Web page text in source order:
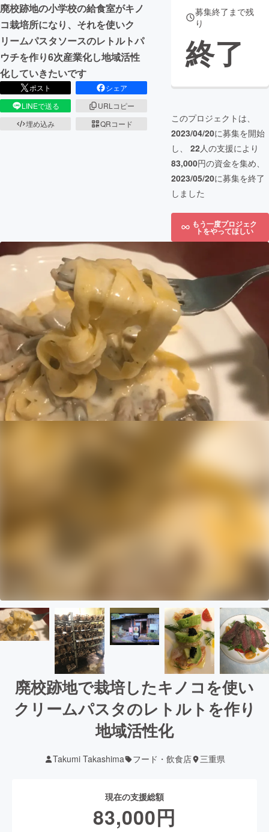
廃校跡地の小学校の給食室がキノ
コ栽培所になり、それを使いク
リームパスタソースのレトルトパ
ウチを作り6次産業化し地域活性
化していきたいです
ポスト
シェア
LINEで送る
URLコピー
埋め込み
QRコード
募集終了まで残
り
終了
このプロジェクトは、
2023/04/20に募集を開始
し、 22人の支援により
83,000円の資金を集め、
2023/05/20に募集を終了
しました
もう一度プロジェク
トをやってほしい
廃校跡地で栽培したキノコを使い
クリームパスタのレトルトを作り
地域活性化
Takumi Takashima フード・飲食店 三重県
現在の支援総額
83,000円